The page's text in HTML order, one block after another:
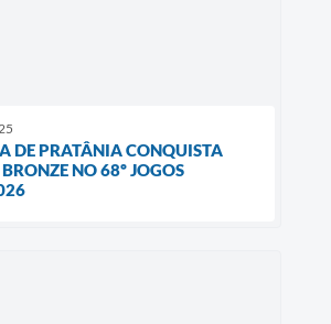
DE PRATÂNIA CONQUISTA
NO 68º JOGOS